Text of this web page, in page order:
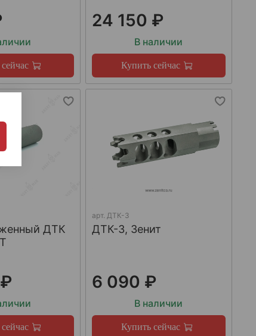
24 150 ₽
В наличии
Купить сейчас
ДТК
арт. ДТК-3
ДТК-3, Зенит
6 090 ₽
В наличии
Купить сейчас